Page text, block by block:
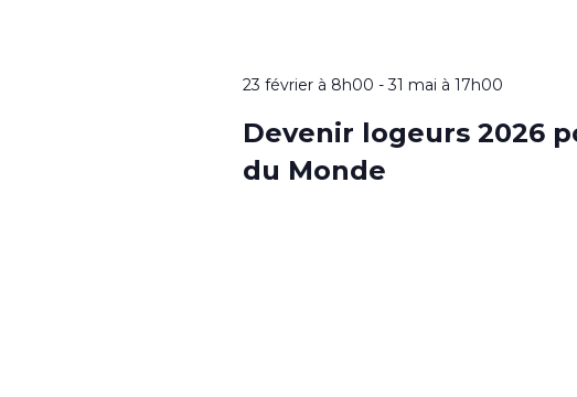
23 février à 8h00 -31 mai à 17h00
Devenir logeurs 2026
du Monde